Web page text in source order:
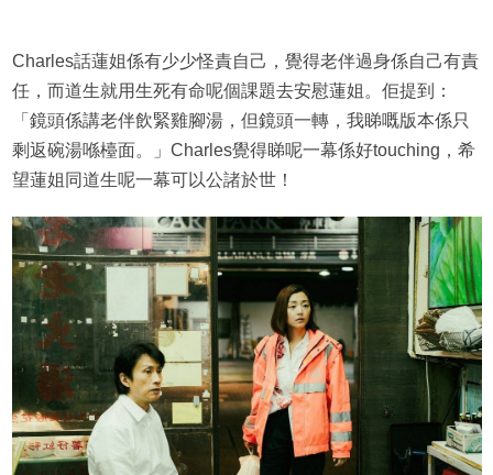
Charles話蓮姐係有少少怪責自己，覺得老伴過身係自己有責
任，而道生就用生死有命呢個課題去安慰蓮姐。佢提到：
「鏡頭係講老伴飲緊雞腳湯，但鏡頭一轉，我睇嘅版本係只
剩返碗湯喺檯面。」Charles覺得睇呢一幕係好touching，希
望蓮姐同道生呢一幕可以公諸於世！